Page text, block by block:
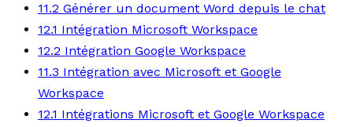
11.2 Générer un document Word depuis le chat
12.1 Intégration Microsoft Workspace
12.2 Intégration Google Workspace
11.3 Intégration avec Microsoft et Google
Workspace
12.1 Intégrations Microsoft et Google Workspace